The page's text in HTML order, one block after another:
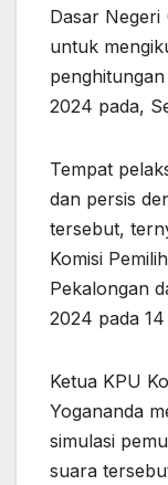
Dasar Negeri
untuk
2024 pada,
Tempat
dan persis
tersebut,
Komisi
Pekalongan
2024 pada
Ketua KPU
Yogananda
simulasi
suara